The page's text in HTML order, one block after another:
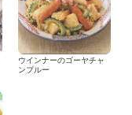
ウインナーのゴーヤチャ
ンプルー